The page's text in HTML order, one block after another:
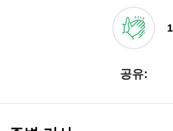
공유: